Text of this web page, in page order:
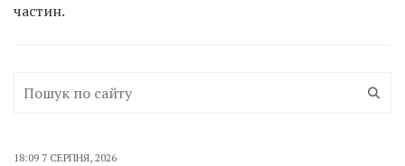
частин.
18:09 7 СЕРПНЯ, 2026